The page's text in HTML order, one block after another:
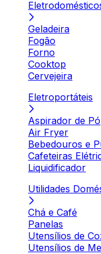
Geladeira
Fogão
Forno
Cooktop
Cervejeira
Eletroportáteis
Aspirador de Pó
Air Fryer
Bebedouros e
Cafeteiras
Liquidificador
Utilidades
Chá e Café
Panelas
Utensílios de
Utensílios de